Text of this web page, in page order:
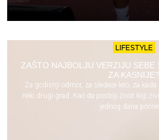
LIFESTYLE
ZAŠTO NAJBOLJU VERZIJU SEBE
ZA KASNIJE?
Za godišnji odmor, za sledeće leto, za
neki drugi grad. Kao da postoji život koji
jednog dana